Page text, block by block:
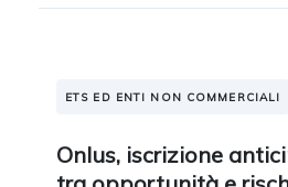
ETS ED ENTI NON COMMERCIALI
Onlus, iscrizione